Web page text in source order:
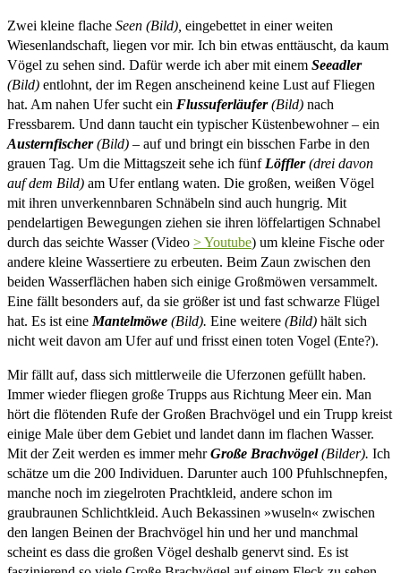
Zwei kleine flache Seen (Bild), eingebettet in einer weiten
Wiesenlandschaft, liegen vor mir. Ich bin etwas enttäuscht, da kaum
Vögel zu sehen sind. Dafür werde ich aber mit einem Seeadler
(Bild) entlohnt, der im Regen anscheinend keine Lust auf Fliegen
hat. Am nahen Ufer sucht ein Flussuferläufer(Bild) nach
Fressbarem. Und dann taucht ein typischer Küstenbewohner – ein
Austernfischer(Bild) – auf und bringt ein bisschen Farbe in den
grauen Tag. Um die Mittagszeit sehe ich fünf Löffler(drei davon
auf dem Bild) am Ufer entlang waten. Die großen, weißen Vögel
mit ihren unverkennbaren Schnäbeln sind auch hungrig. Mit
pendelartigen Bewegungen ziehen sie ihren löffelartigen Schnabel
durch das seichte Wasser (Video > Youtube) um kleine Fische oder
andere kleine Wassertiere zu erbeuten. Beim Zaun zwischen den
beiden Wasserflächen haben sich einige Großmöwen versammelt.
Eine fällt besonders auf, da sie größer ist und fast schwarze Flügel
hat. Es ist eine Mantelmöwe (Bild). Eine weitere (Bild) hält sich
nicht weit davon am Ufer auf und frisst einen toten Vogel (Ente?).
Mir fällt auf, dass sich mittlerweile die Uferzonen gefüllt haben.
Immer wieder fliegen große Trupps aus Richtung Meer ein. Man
hört die flötenden Rufe der Großen Brachvögel und ein Trupp kreist
einige Male über dem Gebiet und landet dann im flachen Wasser.
Mit der Zeit werden es immer mehrGroße Brachvögel(Bilder). Ich
schätze um die 200 Individuen. Darunter auch 100 Pfuhlschnepfen,
manche noch im ziegelroten Prachtkleid, andere schon im
graubraunen Schlichtkleid. Auch Bekassinen »wuseln« zwischen
den langen Beinen der Brachvögel hin und her und manchmal
scheint es dass die großen Vögel deshalb genervt sind. Es ist